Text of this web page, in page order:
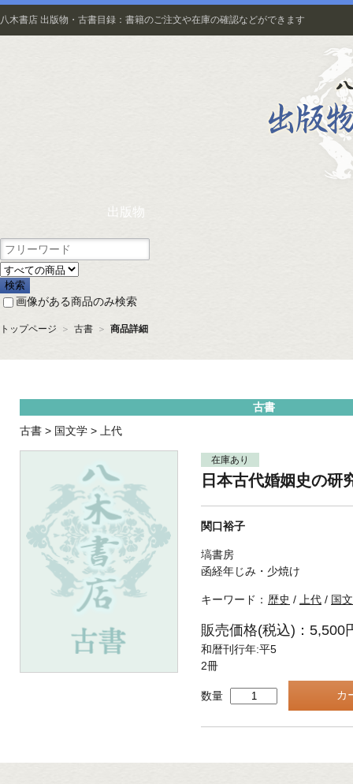
八木書店 出版物・古書目録：書籍のご注文や在庫の確認などができます
出版物
画像がある商品のみ検索
トップページ ＞ 古書 ＞ 商品詳細
古書
古書 > 国文学 > 上代
在庫あり
日本古代婚姻史の研
関口裕子
塙書房
函経年じみ・少焼け
キーワード： 歴史 / 上代 / 国
販売価格(税込)：5,500
和暦刊行年:平5
2冊
数量